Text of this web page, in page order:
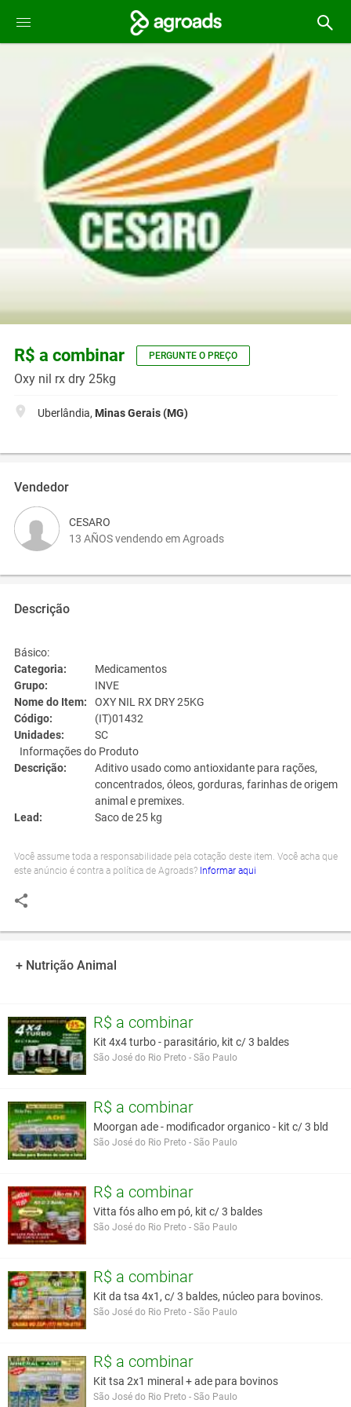
R$ a combinar PERGUNTE O PREÇO
Oxy nil rx dry 25kg
Uberlândia, Minas Gerais (MG)
Vendedor
CESARO
13 AÑOS vendendo em Agroads
Descrição
Básico:
Categoria:
Medicamentos
Grupo:
INVE
Nome do Item:
OXY NIL RX DRY 25KG
Código:
(IT)01432
Unidades:
SC
Informações do Produto
Descrição:
Aditivo usado como antioxidante para rações,
concentrados, óleos, gorduras, farinhas de origem
animal e premixes.
Lead:
Saco de 25 kg
Você assume toda a responsabilidade pela cotação deste item. Você acha que
este anúncio é contra a política de Agroads? Informar aqui
+ Nutrição Animal
R$ a combinar
Kit 4x4 turbo - parasitário, kit c/ 3 baldes
São José do Rio Preto - São Paulo
R$ a combinar
Moorgan ade - modificador organico - kit c/ 3 bld
São José do Rio Preto - São Paulo
R$ a combinar
Vitta fós alho em pó, kit c/ 3 baldes
São José do Rio Preto - São Paulo
R$ a combinar
Kit da tsa 4x1, c/ 3 baldes, núcleo para bovinos.
São José do Rio Preto - São Paulo
R$ a combinar
Kit tsa 2x1 mineral + ade para bovinos
São José do Rio Preto - São Paulo